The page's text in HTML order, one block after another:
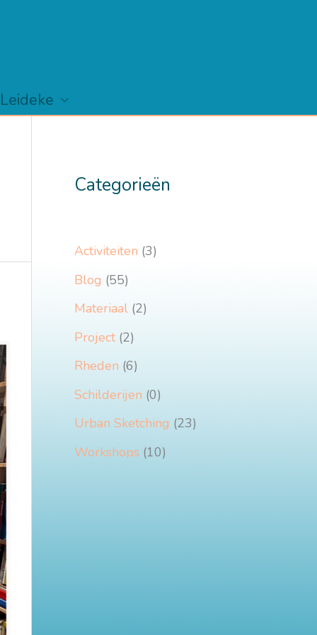
Categorieën
Activiteiten (3)
Blog (55)
Materiaal(2)
Project(2)
Rheden (6)
Schilderijen (0)
Urban Sketching (23)
Workshops (10)